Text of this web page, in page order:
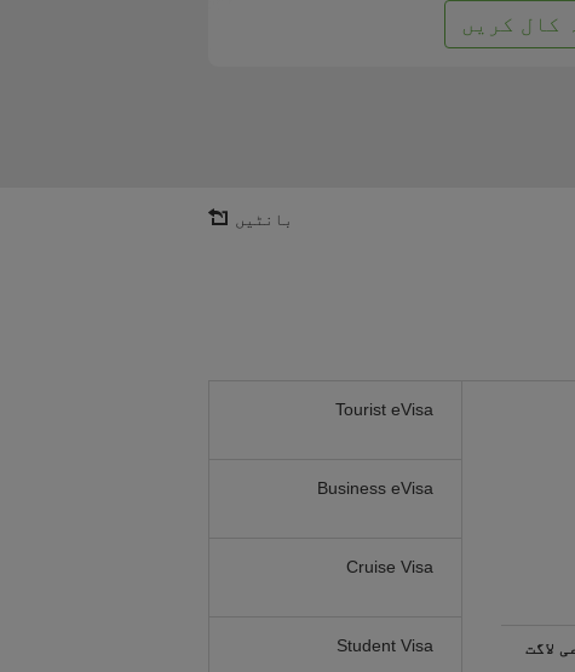
کال کریں
بانٹیں
Tourist eVisa
Business eVisa
Cruise Visa
Student Visa لاگت